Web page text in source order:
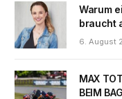
Warum
braucht
6. August
MAX
BEIM